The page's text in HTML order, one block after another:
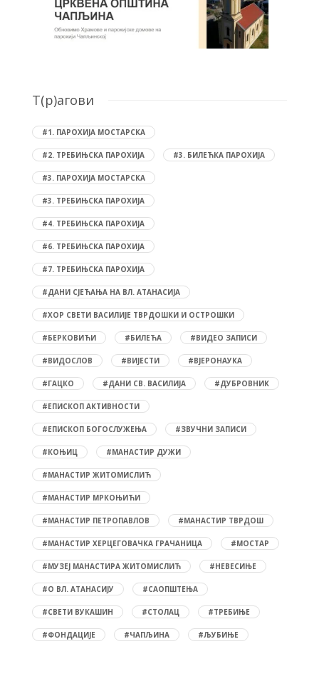
T(р)агови
#1. ПАРОХИЈА МОСТАРСКА
#2. ТРЕБИЊСКА ПАРОХИЈА #3. БИЛЕЋКА ПАРОХИЈА
#3. ПАРОХИЈА МОСТАРСКА
#3. ТРЕБИЊСКА ПАРОХИЈА
#4. ТРЕБИЊСКА ПАРОХИЈА
#6. ТРЕБИЊСКА ПАРОХИЈА
#7. ТРЕБИЊСКА ПАРОХИЈА
#ДАНИ СЈЕЋАЊА НА ВЛ. АТАНАСИЈА
#ХОР СВЕТИ ВАСИЛИЈЕ ТВРДОШКИ И ОСТРОШКИ
#БЕРКОВИЋИ #БИЛЕЋА #ВИДЕО ЗАПИСИ
#ВИДОСЛОВ #ВИЈЕСТИ #ВЈЕРОНАУКА
#ГАЦКО #ДАНИ СВ. ВАСИЛИЈА #ДУБРОВНИК
#ЕПИСКОП АКТИВНОСТИ
#ЕПИСКОП БОГОСЛУЖЕЊА #ЗВУЧНИ ЗАПИСИ
#КОЊИЦ #МАНАСТИР ДУЖИ
#МАНАСТИР ЖИТОМИСЛИЋ
#МАНАСТИР МРКОЊИЋИ
#МАНАСТИР ПЕТРОПАВЛОВ #МАНАСТИР ТВРДОШ
#МАНАСТИР ХЕРЦЕГОВАЧКА ГРАЧАНИЦА #МОСТАР
#МУЗЕЈ МАНАСТИРА ЖИТОМИСЛИЋ #НЕВЕСИЊЕ
#О ВЛ. АТАНАСИЈУ #САОПШТЕЊА
#СВЕТИ ВУКАШИН #СТОЛАЦ #ТРЕБИЊЕ
#ФОНДАЦИЈЕ #ЧАПЉИНА #ЉУБИЊЕ